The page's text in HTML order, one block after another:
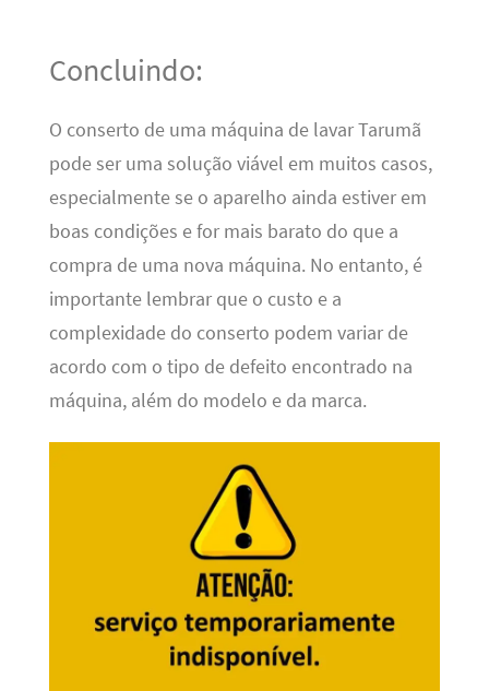
Concluindo:
O conserto de uma máquina de lavar Tarumã
pode ser uma solução viável em muitos casos,
especialmente se o aparelho ainda estiver em
boas condições e for mais barato do que a
compra de uma nova máquina. No entanto, é
importante lembrar que o custo e a
complexidade do conserto podem variar de
acordo com o tipo de defeito encontrado na
máquina, além do modelo e da marca.